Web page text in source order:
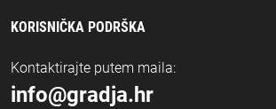
KORISNIČKA PODRŠKA
Kontaktirajte putem maila:
info@gradja.hr